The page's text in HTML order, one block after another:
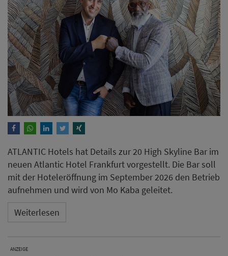
ATLANTIC Hotels hat Details zur 20 High Skyline Bar im
neuen Atlantic Hotel Frankfurt vorgestellt. Die Bar soll
mit der Hoteleröffnung im September 2026 den Betrieb
aufnehmen und wird von Mo Kaba geleitet.
Weiterlesen
ANZEIGE